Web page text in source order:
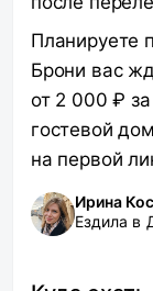
Планируете
Брони вас
от 2 000 ₽
гостевой
на первой
Ирина
Ездила в